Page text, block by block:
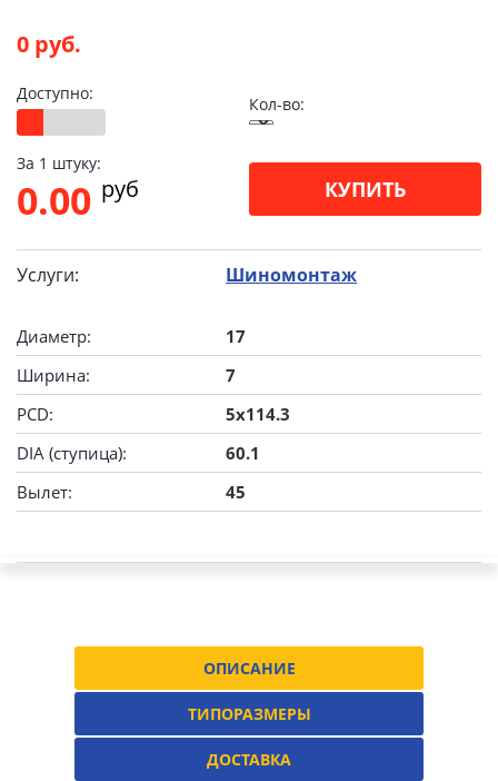
0 руб.
Доступно:
Кол-во:
За 1 штуку:
0.00 pуб КУПИТЬ
Услуги: Шиномонтаж
Диаметр:
17
Ширина:
7
PCD:
5x114.3
DIA (ступица):
60.1
Вылет:
45
ОПИСАНИЕ
ТИПОРАЗМЕРЫ
ДОСТАВКА